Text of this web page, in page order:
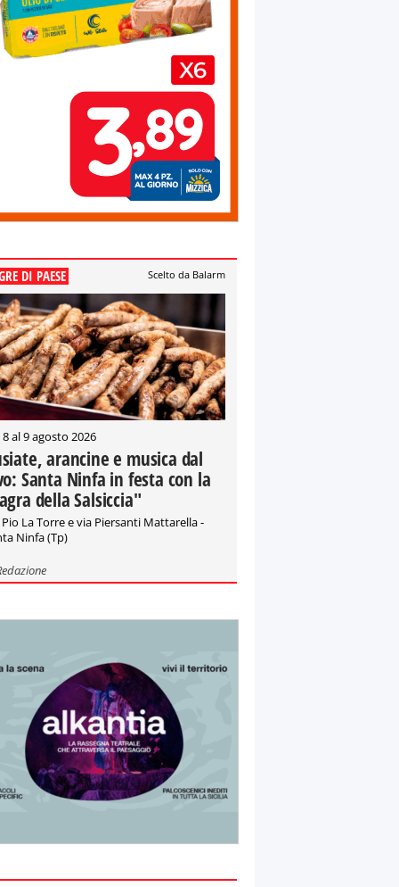
DI PAESE Scelto da Balarm
8 al 9 agosto 2026
arancine e musica dal
Santa Ninfa in festa con la
della Salsiccia"
Pio La Torre e via Piersanti Mattarella -
Ninfa (Tp)